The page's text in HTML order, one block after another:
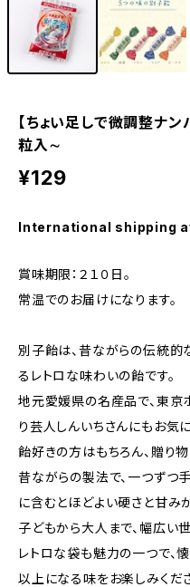
【ちょい足しで微調整ナ
粒入∼
¥129
International shipping
賞味期限：２１０日。
常温でのお届けになります。
別子飴は、昔ながらの伝統的
るレトロな味わいの飴です。
地元愛媛県の名産品で、東京
り芸人しんいちさんにもお気
飴好きの方はもちろん、贈り物
昔ながらの製法で、一つずつ
に含むとほどよい硬さと甘み
子どもから大人まで、幅広い
レトロな袋も魅力の一つで、
以上になる味をお楽しみくだ